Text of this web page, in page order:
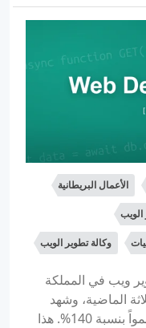
الأعمال البريطانية
الويب
وكالة تطوير الويب
ويب في المملكة
الثلاثة الماضية، وشهد
مصطلح “تطوير الويب بالقرب مني” نمواً بنسبة 140%. هذا